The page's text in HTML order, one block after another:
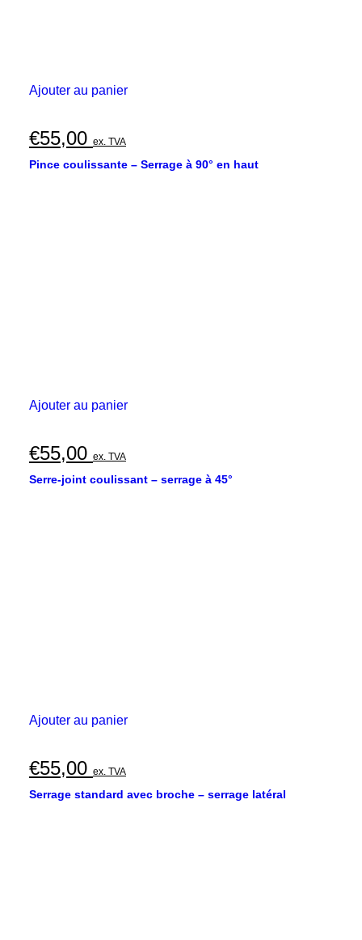
Ajouter au panier
€55,00 ex. TVA
Pince coulissante – Serrage à 90° en haut
Ajouter au panier
€55,00 ex. TVA
Serre-joint coulissant – serrage à 45°
Ajouter au panier
€55,00 ex. TVA
Serrage standard avec broche – serrage latéral